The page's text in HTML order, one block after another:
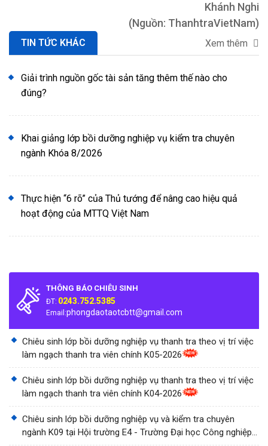
Khánh Nghi
(Nguồn: ThanhtraVietNam)
TIN TỨC KHÁC Xem thêm
Giải trình nguồn gốc tài sản tăng thêm thế nào cho
đúng?
Khai giảng lớp bồi dưỡng nghiệp vụ kiểm tra chuyên
ngành Khóa 8/2026
Thực hiện “6 rõ” của Thủ tướng để nâng cao hiệu quả
hoạt động của MTTQ Việt Nam
THÔNG BÁO CHIÊU SINH
ĐT: 0243.752.5385
Email:phongdaotaotcbtt@gmail.com
Chiêu sinh lớp bồi dưỡng nghiệp vụ thanh tra theo vị trí việc
làm ngạch thanh tra viên chính K05-2026
Chiêu sinh lớp bồi dưỡng nghiệp vụ thanh tra theo vị trí việc
làm ngạch thanh tra viên chính K04-2026
Chiêu sinh lớp bồi dưỡng nghiệp vụ và kiểm tra chuyên
ngành K09 tại Hội trường E4 - Trường Đại học Công nghiệp